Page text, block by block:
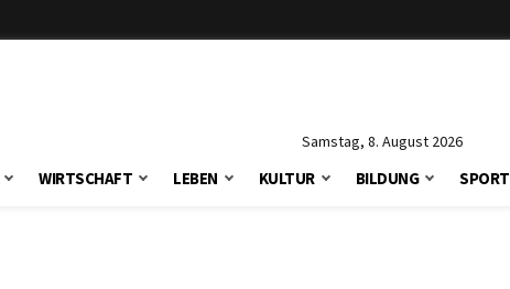
Samstag, 8. August 2026
WIRTSCHAFT LEBEN KULTUR BILDUNG SPORT